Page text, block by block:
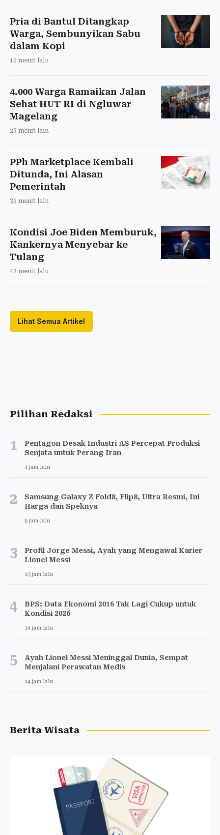
Pria di Bantul Ditangkap
Warga, Sembunyikan Sabu
dalam Kopi
12 menit lalu
4.000 Warga Ramaikan Jalan
Sehat HUT RI di Ngluwar
Magelang
23 menit lalu
PPh Marketplace Kembali
Ditunda, Ini Alasan
Pemerintah
33 menit lalu
Kondisi Joe Biden Memburuk,
Kankernya Menyebar ke
Tulang
42 menit lalu
Lihat Semua Artikel
Pilihan Redaksi
1
Pentagon Desak Industri AS Percepat Produksi
Senjata untuk Perang Iran
4 jam lalu
2
Samsung Galaxy Z Fold8, Flip8, Ultra Resmi, Ini
Harga dan Speknya
5 jam lalu
3
Profil Jorge Messi, Ayah yang Mengawal Karier
Lionel Messi
13 jam lalu
4
BPS: Data Ekonomi 2016 Tak Lagi Cukup untuk
Kondisi 2026
14 jam lalu
5
Ayah Lionel Messi Meninggal Dunia, Sempat
Menjalani Perawatan Medis
14 jam lalu
Berita Wisata